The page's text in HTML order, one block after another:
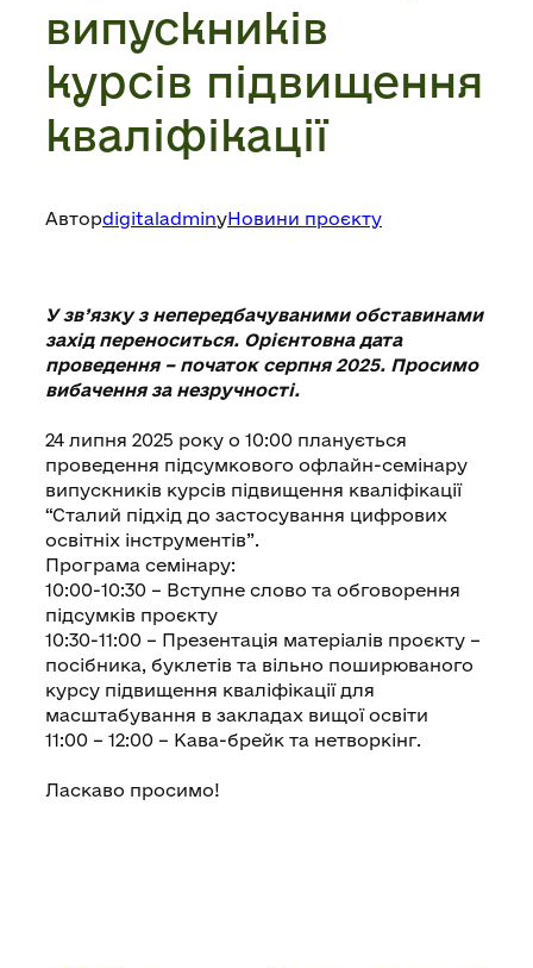
випускників
курсів підвищення
кваліфікації
АвторdigitaladminуНовини проєкту
У зв’язку з непередбачуваними обставинами
захід переноситься. Орієнтовна дата
проведення – початок серпня 2025. Просимо
вибачення за незручності.
24 липня 2025 року о 10:00 планується
проведення підсумкового офлайн-семінару
випускників курсів підвищення кваліфікації
“Сталий підхід до застосування цифрових
освітніх інструментів”.
Програма семінару:
10:00-10:30 – Вступне слово та обговорення
підсумків проєкту
10:30-11:00 – Презентація матеріалів проєкту –
посібника, буклетів та вільно поширюваного
курсу підвищення кваліфікації для
масштабування в закладах вищої освіти
11:00 – 12:00 – Кава-брейк та нетворкінг.
Ласкаво просимо!